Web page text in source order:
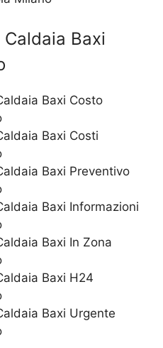
Caldaia Baxi
Baxi Costo
Baxi Costi
Baxi Preventivo
Baxi Informazioni
Baxi In Zona
Baxi H24
Baxi Urgente